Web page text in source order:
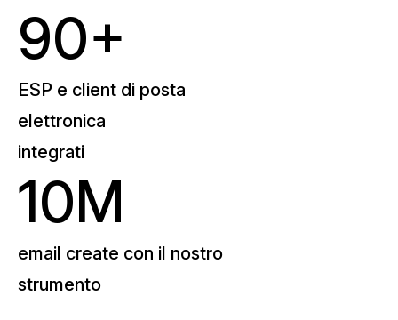
90+
ESP e client di posta
elettronica
integrati
10M
email create con il nostro
strumento